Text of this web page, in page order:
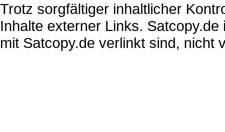
Trotz sorgfältiger inhaltlicher
Inhalte externer Links.
mit Satcopy.de verlinkt sind, nicht